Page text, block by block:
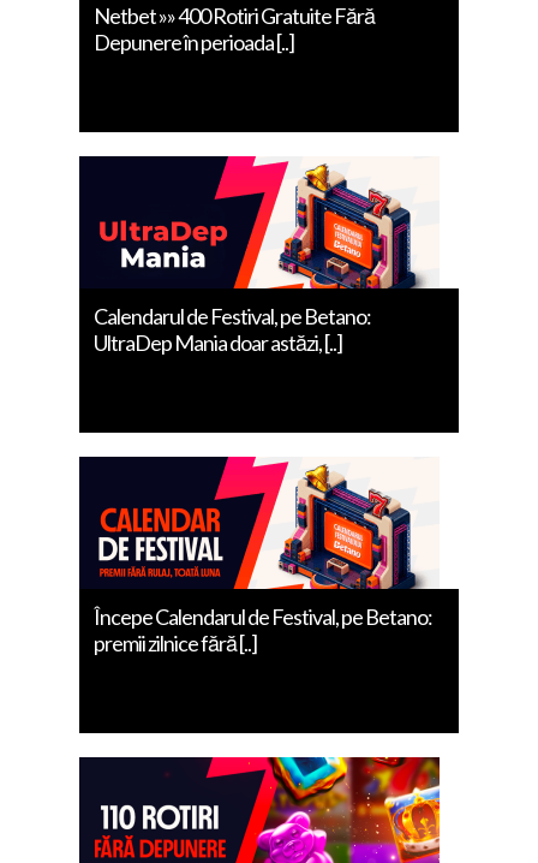
Netbet »» 400 Rotiri Gratuite Fără
Depunere în perioada [..]
Calendarul de Festival, pe Betano:
UltraDep Mania doar astăzi, [..]
Începe Calendarul de Festival, pe Betano:
premii zilnice fără [..]